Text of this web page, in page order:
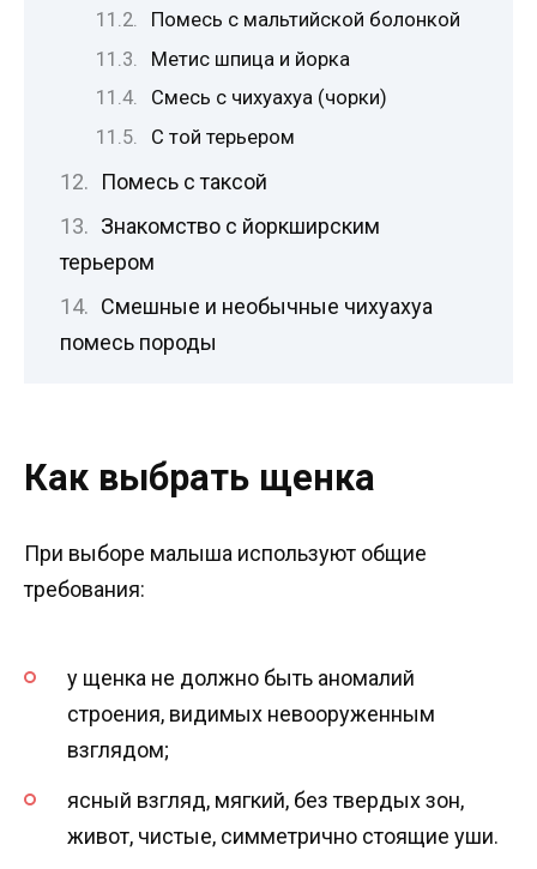
Помесь с мальтийской болонкой
Метис шпица и йорка
Смесь с чихуахуа (чорки)
С той терьером
Помесь с таксой
Знакомство с йоркширским
терьером
Смешные и необычные чихуахуа
помесь породы
Как выбрать щенка
При выборе малыша используют общие
требования:
у щенка не должно быть аномалий
строения, видимых невооруженным
взглядом;
ясный взгляд, мягкий, без твердых зон,
живот, чистые, симметрично стоящие уши.